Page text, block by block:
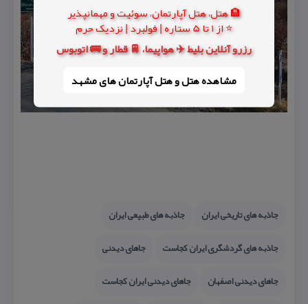
🏨 هتل، هتل آپارتمان، سوئیت و مهمانپذیر
⭐ از 1 تا 5 ستاره | فولبرد | نزدیک حرم
رزرو آنلاین بلیط ✈️ هواپیما، 🚆 قطار و 🚌 اتوبوس
مشاهده هتل و هتل‌ آپارتمان های مشهد
جاذبه های تاریخی ایران
جاذبه های طبیعی ایران
جاذبه های گردشگری ایران كجاست
جاهای دیدنی
جاهای دیدنی اصفهان
جاهای دیدنی ایران كجاست